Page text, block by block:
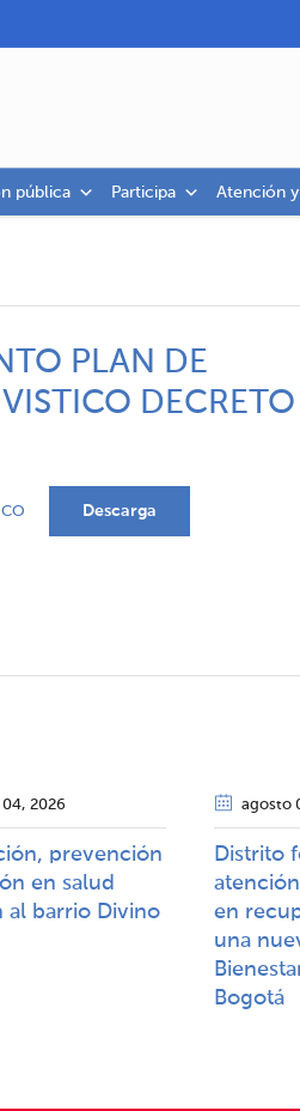
pública Participa Atención y
PLAN DE
Descarga
04, 2026
prevención
en salud
al barrio Divino
agosto
Distrito
en
una
Bogotá